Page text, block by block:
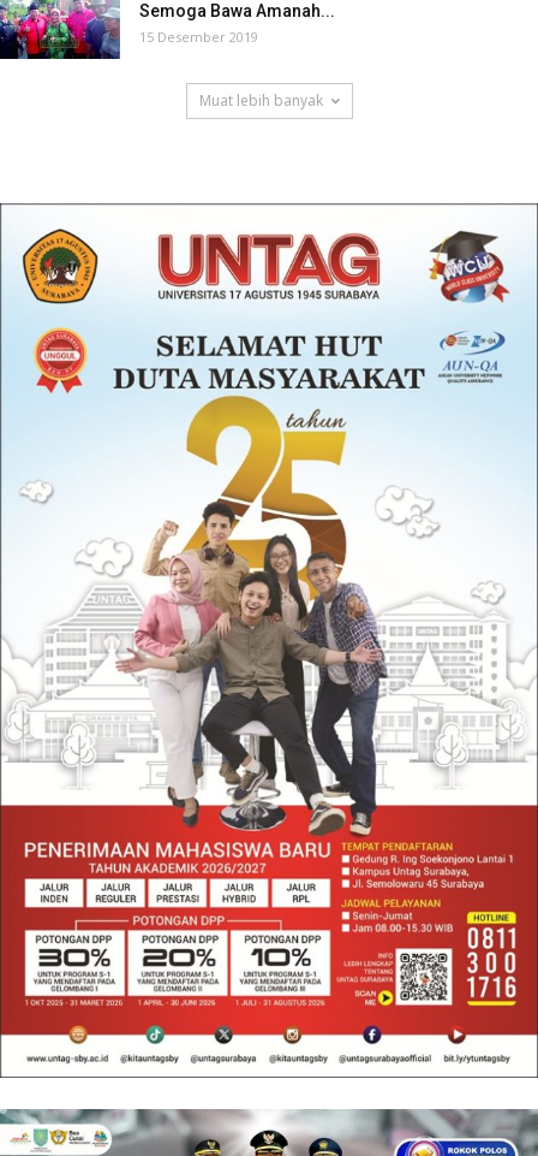
Semoga Bawa Amanah...
15 Desember 2019
Muat lebih banyak